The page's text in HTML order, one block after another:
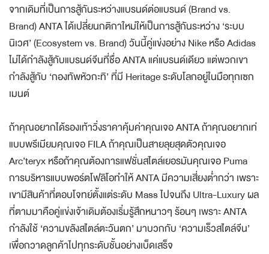
จากเดิมที่เป็นการสู้กันระหว่างแบรนด์ต่อแบรนด์ (Brand vs.
Brand) ANTA ได้เปลี่ยนกติกาใหม่ให้เป็นการสู้กันระหว่าง ‘ระบบ
นิเวศ’ (Ecosystem vs. Brand) วันนี้คู่แข่งอย่าง Nike หรือ Adidas
ไม่ได้กำลังสู้กับแบรนด์จีนที่ชื่อ ANTA แค่แบรนด์เดียว แต่พวกเขา
กำลังสู้กับ ‘กองทัพหัวกะทิ’ ที่มี Heritage ระดับโลกอยู่ในมือทุกเซก
เมนต์
ถ้าคุณอยากได้รองเท้าวิ่งราคาคุ้มค่าคุณเจอ ANTA ถ้าคุณอยากเท่
แบบพรีเมียมคุณเจอ FILA ถ้าคุณเป็นสายลุยสุดตัวคุณเจอ
Arc’teryx หรือถ้าคุณต้องการแฟชั่นสไตล์เยอรมันคุณเจอ Puma
การบริหารแบบพอร์ตโฟลิโอทำให้ ANTA มีความเสี่ยงต่ำกว่า เพราะ
เขามีสินค้าที่ตอบโจทย์ตั้งแต่ระดับ Mass ไปจนถึง Ultra-Luxury ผล
ที่ตามมาคือคู่แข่งเจ้าเดิมต้องเริ่มรู้สึกหนาวๆ ร้อนๆ เพราะ ANTA
กำลังใช้ ‘ความขลังสไตล์ตะวันตก’ มาบวกกับ ‘ความเร็วสไตล์จีน’
เพื่อกวาดลูกค้าไปทุกระดับชั้นอย่างเบ็ดเสร็จ